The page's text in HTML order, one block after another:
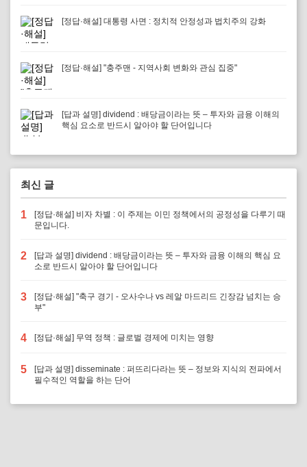
[정답·해설] 대통령 사면 : 정치적 안정성과 법치주의 강화
[정답·해설] "충주맨 - 지역사회 변화와 관심 집중"
[답과 설명] dividend : 배당금이라는 뜻 – 투자와 금융 이해의
핵심 요소로 반드시 알아야 할 단어입니다
최신 글
1
[정답·해설] 비자 차별 : 이 주제는 이민 정책에서의 공정성을 다루기 때
문입니다.
2
[답과 설명] dividend : 배당금이라는 뜻 – 투자와 금융 이해의 핵심 요
소로 반드시 알아야 할 단어입니다
3
[정답·해설] "축구 경기 - 오사수나 vs 레알 마드리드 긴장감 넘치는 승
부"
4 [정답·해설] 무역 정책 : 글로벌 경제에 미치는 영향
5
[답과 설명] disseminate : 퍼뜨리다라는 뜻 – 정보와 지식의 전파에서
필수적인 역할을 하는 단어